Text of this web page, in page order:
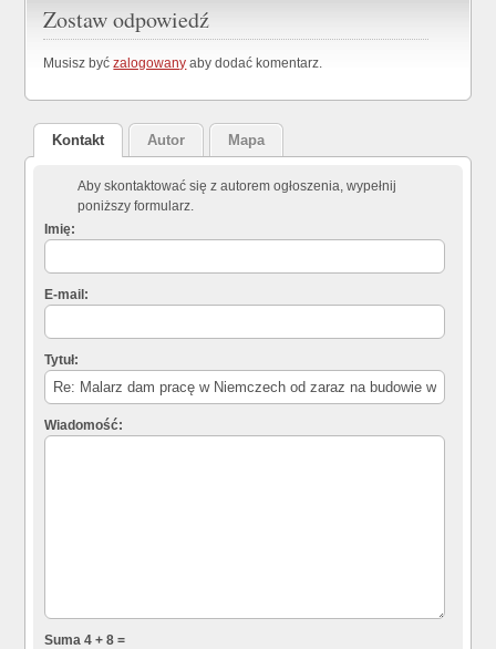
Zostaw odpowiedź
Musisz byćzalogowany aby dodać komentarz.
Kontakt Autor Mapa
Aby skontaktować się z autorem ogłoszenia, wypełnij
poniższy formularz.
Imię:
E-mail:
Tytuł:
Wiadomość:
Suma 4 + 8 =